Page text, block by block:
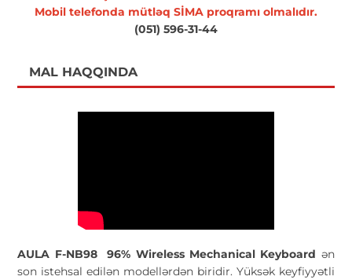
Mobil telefonda mütləq SİMA proqramı olmalıdır.
(051) 596-31-44
MAL HAQQINDA
AULA F-NB98 96% Wireless Mechanical Keyboard ən
son istehsal edilən modellərdən biridir. Yüksək keyfiyyətli